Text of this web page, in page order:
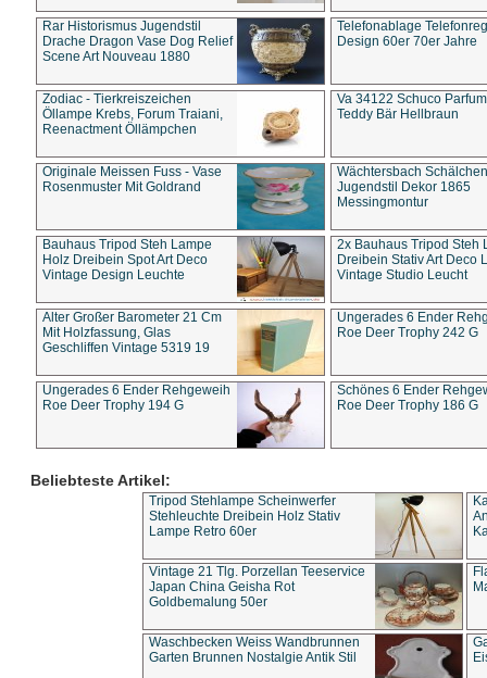
Rar Historismus Jugendstil
Drache Dragon Vase Dog Relief
Scene Art Nouveau 1880
Telefonablage
Design 60er 70er Jahre
Zodiac - Tierkreiszeichen
Öllampe Krebs, Forum Traiani,
Reenactment Öllämpchen
Va 34122 Schuco
Teddy Bär Hellbraun
Originale Meissen Fuss - Vase
Rosenmuster Mit Goldrand
Wächtersbach Schälchen
Jugendstil Dekor 1865
Messingmontur
Bauhaus Tripod Steh Lampe
Holz Dreibein Spot Art Deco
Vintage Design Leuchte
2x Bauhaus Tripod Steh
Dreibein Stativ Art Deco
Vintage Studio Leucht
Alter Großer Barometer 21 Cm
Mit Holzfassung, Glas
Geschliffen Vintage 5319 19
Ungerades 6 Ender
Roe Deer Trophy 242 G
Ungerades 6 Ender Rehgeweih
Roe Deer Trophy 194 G
Schönes 6 Ender
Roe Deer Trophy 186 G
Beliebteste Artikel:
Tripod Stehlampe Scheinwerfer
Stehleuchte Dreibein Holz Stativ
Lampe Retro 60er
Vintage 21 Tlg. Porzellan Teeservice
Japan China Geisha Rot
Goldbemalung 50er
Waschbecken Weiss Wandbrunnen
Garten Brunnen Nostalgie Antik Stil